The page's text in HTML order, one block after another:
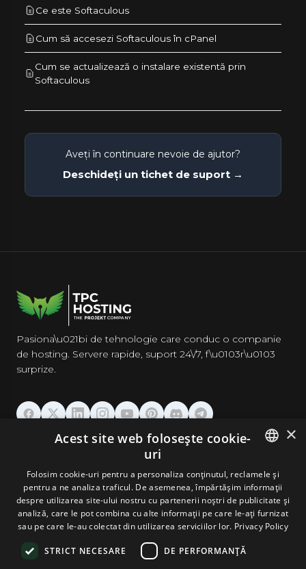
Ce este Softaculous
Cum să accesezi Softaculous în cPanel
Cum se actualizează o instalare existentă prin
Softaculous
Aveți în continuare nevoie de ajutor?
Deschideți un tichet de suport →
Pasiona\u021bi de tehnologie care conduc o companie
de hosting. Servere rapide, suport 24\/7, f\u0103r\u0103
surprize.
GĂZDUIRE
DOMENII & EMAIL
UNELTE & SECURITATE
COMPANIE
ENGLISH
GERMAN
ROMANIAN
×
Acest site web folosește cookie-
uri
Folosim cookie-uri pentru a personaliza conținutul, reclamele și
pentru a ne analiza traficul. De asemenea, împărtășim informații
despre utilizarea site-ului nostru cu partenerii noștri de publicitate și
analiză, care le pot combina cu alte informații pe care le-ați furnizat
sau pe care le-au colectat din utilizarea serviciilor lor. Privacy Policy
STRICT NECESARE DE PERFORMANȚĂ